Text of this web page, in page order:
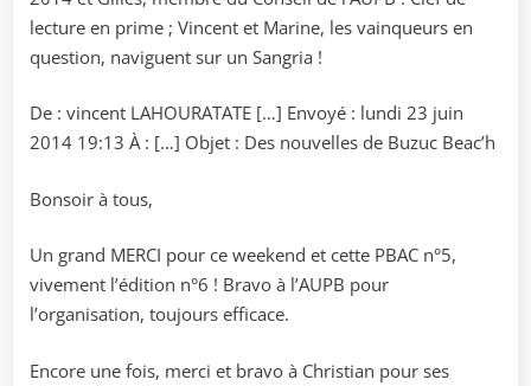
lecture en prime ; Vincent et Marine, les vainqueurs en
question, naviguent sur un Sangria !
De : vincent LAHOURATATE […] Envoyé : lundi 23 juin
2014 19:13 À : […] Objet : Des nouvelles de Buzuc Beac’h
Bonsoir à tous,
Un grand MERCI pour ce weekend et cette PBAC n°5,
vivement l’édition n°6 ! Bravo à l’AUPB pour
l’organisation, toujours efficace.
Encore une fois, merci et bravo à Christian pour ses